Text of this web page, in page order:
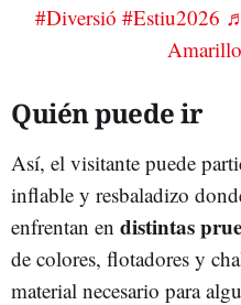
#Diversió #Estiu2026
Quién puede ir
Así, el visitante puede
inflable y resbaladizo
enfrentan en distintas
de colores, flotadores y
material necesario para